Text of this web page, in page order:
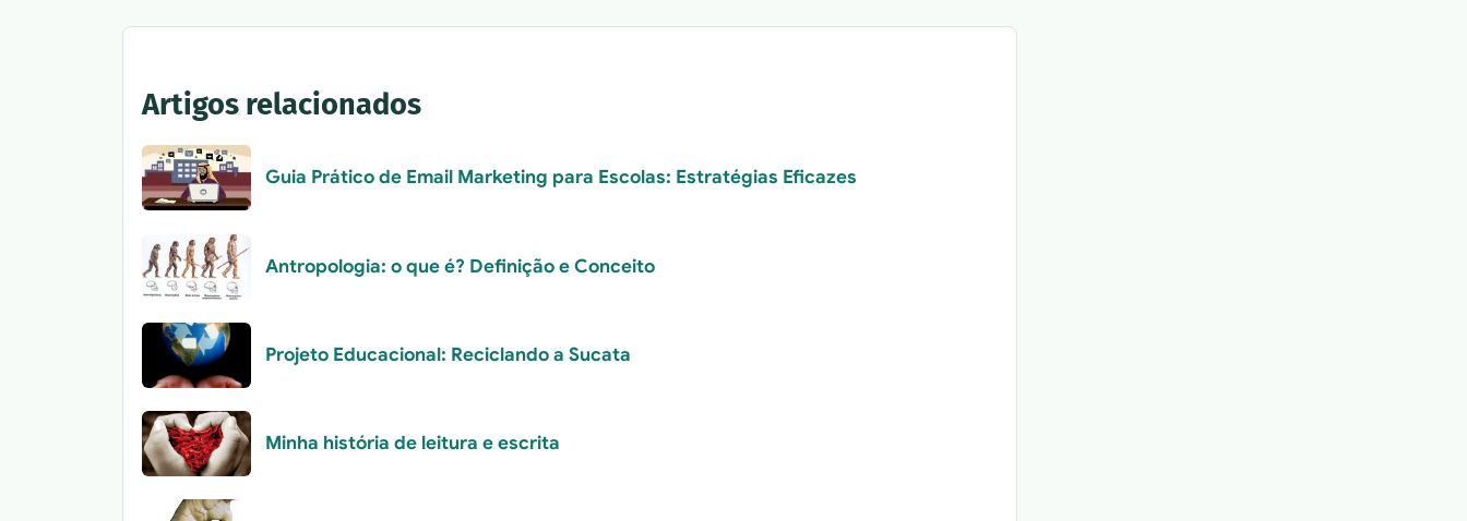
Artigos relacionados
Guia Prático de Email Marketing para Escolas: Estratégias Eficazes
Antropologia: o que é? Definição e Conceito
Projeto Educacional: Reciclando a Sucata
Minha história de leitura e escrita